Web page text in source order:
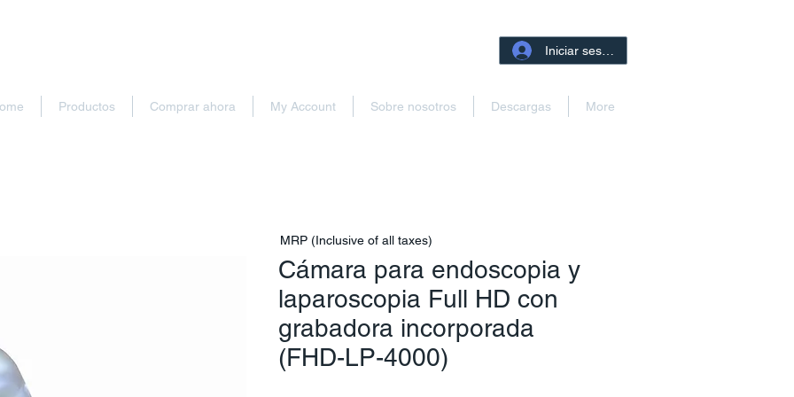
Iniciar sesión
Productos Comprar ahora My Account Sobre nosotros Descargas More
Cámara para endoscopia y
laparoscopia Full HD con
grabadora incorporada
(FHD-LP-4000)
MRP (Inclusive of all taxes)